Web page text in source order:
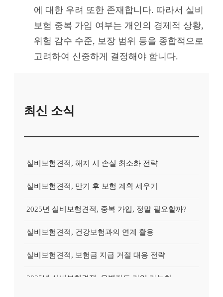
에 대한 우려 또한 존재합니다. 따라서 실비
보험 중복 가입 여부는 개인의 경제적 상황,
위험 감수 수준, 보장 범위 등을 종합적으로
고려하여 신중하게 결정해야 합니다.
최신 소식
실비보험견적, 해지 시 손실 최소화 전략
실비보험견적, 만기 후 보험 계획 세우기
2025년 실비보험견적, 중복 가입, 정말 필요할까?
실비보험견적, 건강보험과의 연계 활용
실비보험견적, 보험금 지급 거절 대응 전략